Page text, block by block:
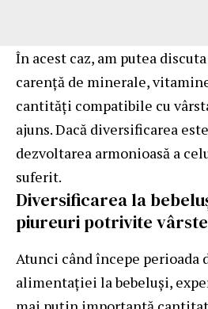
În acest caz, am putea
carență de minerale,
cantități compatibile cu
ajuns. Dacă diversificarea
dezvoltarea armonioasă a
suferit.
Diversificarea la
piureuri potrivite
Atunci când începe perioada
alimentației la bebeluși,